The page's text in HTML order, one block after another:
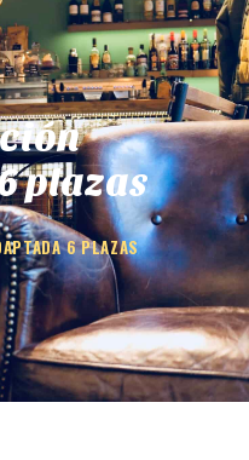
plazas
6 PLAZAS
Y NORMAS